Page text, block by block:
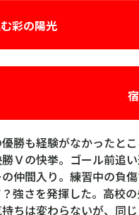
彩の陽光
勝も経験がなかったと
Ｖの快挙。ゴール前追
仲間入り。練習中の負
強さを発揮した。高校
ちは変わらないが、同